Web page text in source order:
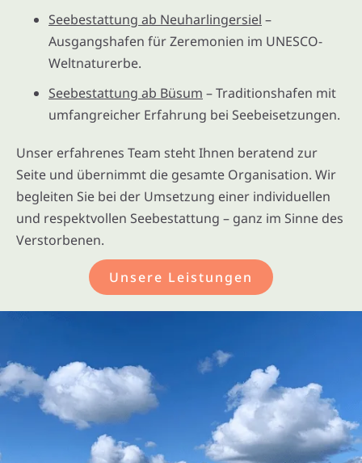
Seebestattung ab Neuharlingersiel –
Ausgangshafen für Zeremonien im UNESCO-
Weltnaturerbe.
Seebestattung ab Büsum – Traditionshafen mit
umfangreicher Erfahrung bei Seebeisetzungen.
Unser erfahrenes Team steht Ihnen beratend zur
Seite und übernimmt die gesamte Organisation. Wir
begleiten Sie bei der Umsetzung einer individuellen
und respektvollen Seebestattung – ganz im Sinne des
Verstorbenen.
Unsere Leistungen